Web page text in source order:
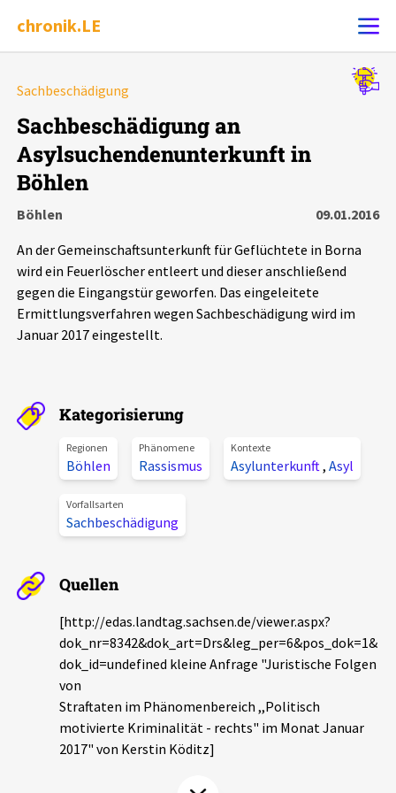
chronik.LE
Chronik
Dossiers
Schlaglichter
Aktuelles
Alle Beiträge
Veranstaltungen
Pressemitteilungen
Podcasts
Über uns
Projektbeschreibung
Unterstützer_innen
Spenden
chronik.LE in der Presse
Sachbeschädigung
Sachbeschädigung an
Asylsuchendenunterkunft in
Böhlen
Böhlen
09.01.2016
An der Gemeinschaftsunterkunft für Geflüchtete in Borna
wird ein Feuerlöscher entleert und dieser anschließend
gegen die Eingangstür geworfen. Das eingeleitete
Ermittlungsverfahren wegen Sachbeschädigung wird im
Januar 2017 eingestellt.
Kategorisierung
Regionen
Böhlen
Phänomene
Rassismus
Kontexte
Asylunterkunft, Asyl
Vorfallsarten
Sachbeschädigung
Quellen
[http://edas.landtag.sachsen.de/viewer.aspx?
dok_nr=8342&dok_art=Drs&leg_per=6&pos_dok=1&
dok_id=undefined kleine Anfrage "Juristische Folgen
von
Straftaten im Phänomenbereich ,,Politisch
motivierte Kriminalität - rechts" im Monat Januar
2017" von Kerstin Köditz]
Alle Ereignisse
7502 Ereignisse
Ereignisse Statistik
Filter Erklärungen